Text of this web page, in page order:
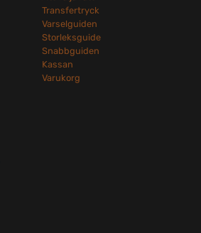
Transfertryck
Varselguiden
Storleksguide
Snabbguiden
Kassan
Varukorg